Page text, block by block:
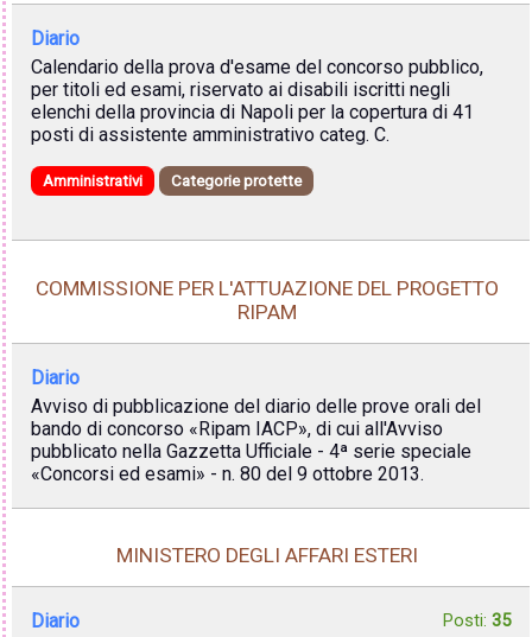
Diario
Calendario della prova d'esame del concorso pubblico,
per titoli ed esami, riservato ai disabili iscritti negli
elenchi della provincia di Napoli per la copertura di 41
posti di assistente amministrativo categ. C.
Amministrativi Categorie protette
COMMISSIONE PER L'ATTUAZIONE DEL PROGETTO
RIPAM
Diario
Avviso di pubblicazione del diario delle prove orali del
bando di concorso «Ripam IACP», di cui all'Avviso
pubblicato nella Gazzetta Ufficiale - 4ª serie speciale
«Concorsi ed esami» - n. 80 del 9 ottobre 2013.
MINISTERO DEGLI AFFARI ESTERI
Diario Posti: 35